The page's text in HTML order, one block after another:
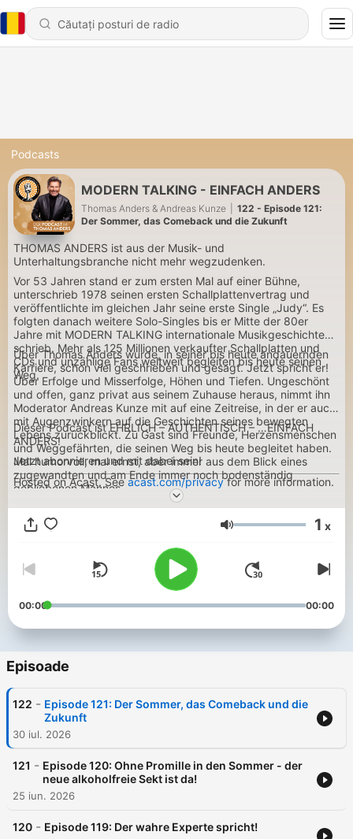
Podcasts
MODERN TALKING - EINFACH ANDERS
Thomas Anders & Andreas Kunze
122 - Episode 121:
Der Sommer, das Comeback und die Zukunft
THOMAS ANDERS ist aus der Musik- und
Unterhaltungsbranche nicht mehr wegzudenken.
Vor 53 Jahren stand er zum ersten Mal auf einer Bühne,
unterschrieb 1978 seinen ersten Schallplattenvertrag und
veröffentlichte im gleichen Jahr seine erste Single „Judy“. Es
folgten danach weitere Solo-Singles bis er Mitte der 80er
Jahre mit MODERN TALKING internationale Musikgeschichte
schrieb. Mehr als 125 Millionen verkaufter Schallplatten und
CDs und unzählige Fans weltweit begleiten bis heute seinen
Weg.
Über Thomas Anders wurde, in seiner bis heute andauernden
Karriere, schon viel geschrieben und gesagt. Jetzt spricht er!
Über Erfolge und Misserfolge, Höhen und Tiefen. Ungeschönt
und offen, ganz privat aus seinem Zuhause heraus, nimmt ihn
Moderator Andreas Kunze mit auf eine Zeitreise, in der er auch
mit Augenzwinkern auf die Geschichten seines bewegten
Lebens zurückblickt. Zu Gast sind Freunde, Herzensmenschen
und Weggefährten, die seinen Weg bis heute begleitet haben.
Mal humorvoll, mal ernst, aber immer aus dem Blick eines
zugewandten und am Ende immer noch bodenständig
gebliebenen Mannes.
Dieser Podcast ist EHRLICH – AUTHENTISCH – …EINFACH
ANDERS!
Jetzt abonnieren und mit dabei sein!
Hosted on Acast. Seeacast.com/privacyfor more information.
Volum 1 x
00:00 00:00
Episoade
122 - Episode 121: Der Sommer, das Comeback und die
Zukunft
30 iul. 2026
121 - Episode 120: Ohne Promille in den Sommer - der
neue alkoholfreie Sekt ist da!
25 iun. 2026
120 - Episode 119: Der wahre Experte spricht!